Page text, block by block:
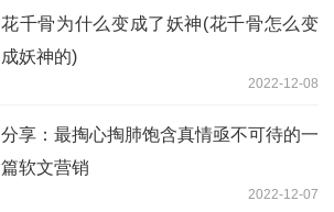
花千骨为什么变成了妖神(花千骨怎么变
成妖神的)
2022-12-08
分享：最掏心掏肺饱含真情亟不可待的一
篇软文营销
2022-12-07